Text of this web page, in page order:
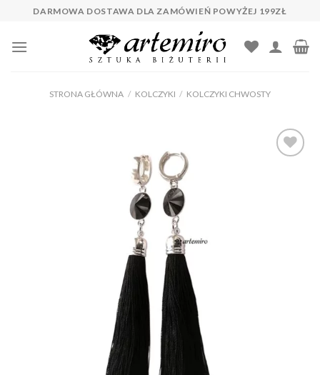
content
DARMOWA DOSTAWA DLA ZAMÓWIEŃ POWYŻEJ 199ZŁ
STRONA GŁÓWNA / KOLCZYKI / KOLCZYKI CHWOSTY